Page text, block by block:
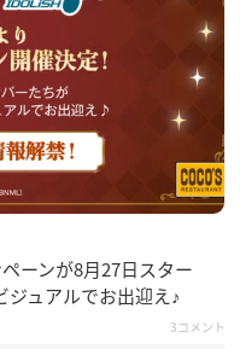
ーンが8月27日スター
ジュアルでお出迎え♪
3コメント